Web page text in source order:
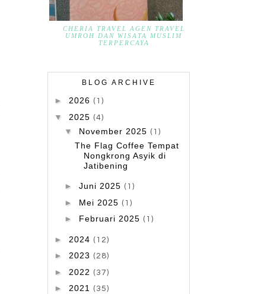
CHERIA TRAVEL AGEN TRAVEL
UMROH DAN WISATA MUSLIM
TERPERCAYA
BLOG ARCHIVE
► 2026 (1)
▼ 2025 (4)
▼ November 2025 (1)
The Flag Coffee Tempat
Nongkrong Asyik di
Jatibening
► Juni 2025 (1)
► Mei 2025 (1)
► Februari 2025 (1)
► 2024 (12)
► 2023 (28)
► 2022 (37)
► 2021 (35)